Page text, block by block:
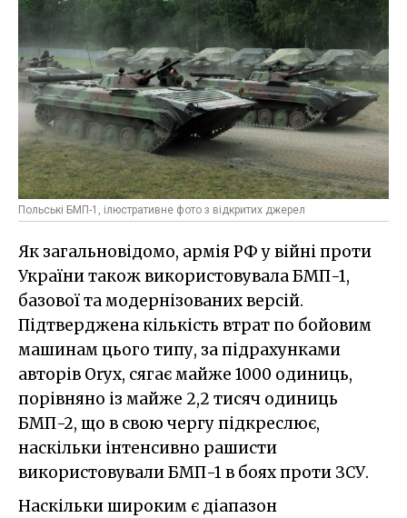
Польські БМП-1, ілюстративне фото з відкритих джерел
Як загальновідомо, армія РФ у війні проти
України також використовувала БМП-1,
базової та модернізованих версій.
Підтверджена кількість втрат по бойовим
машинам цього типу, за підрахунками
авторів Oryx, сягає майже 1000 одиниць,
порівняно із майже 2,2 тисяч одиниць
БМП-2, що в свою чергу підкреслює,
наскільки інтенсивно рашисти
використовували БМП-1 в боях проти ЗСУ.
Наскільки широким є діапазон